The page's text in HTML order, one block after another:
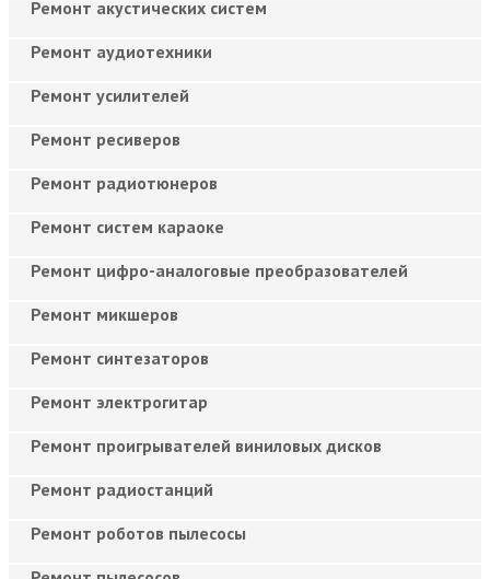
Ремонт акустических систем
Ремонт аудиотехники
Ремонт усилителей
Ремонт ресиверов
Ремонт радиотюнеров
Ремонт систем караоке
Ремонт цифро-аналоговые преобразователей
Ремонт микшеров
Ремонт синтезаторов
Ремонт электрогитар
Ремонт проигрывателей виниловых дисков
Ремонт радиостанций
Ремонт роботов пылесосы